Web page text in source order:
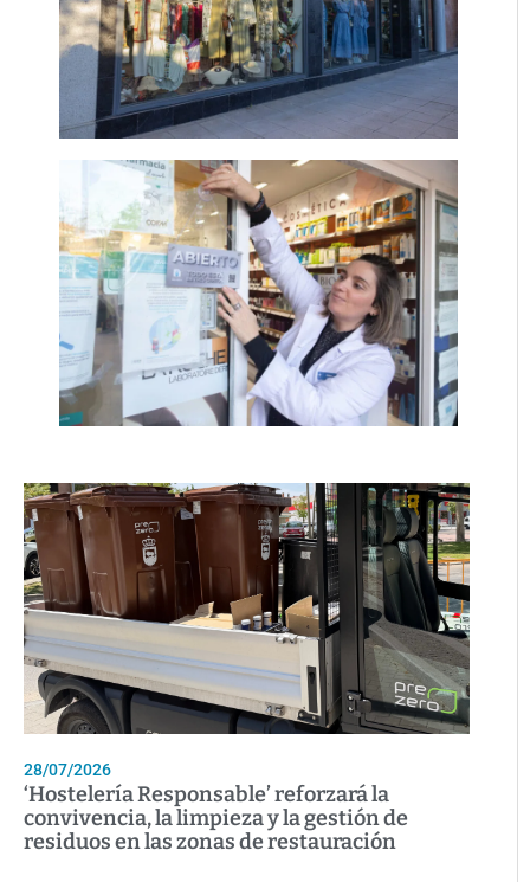
28/07/2026
‘Hostelería Responsable’ reforzará la
convivencia, la limpieza y la gestión de
residuos en las zonas de restauración